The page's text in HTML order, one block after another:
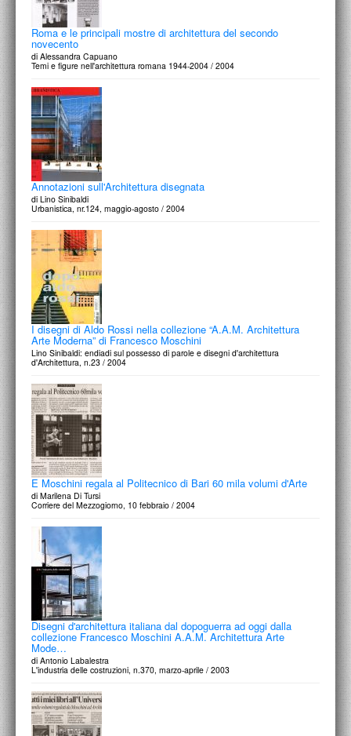
Roma e le principali mostre di architettura del secondo
novecento
di Alessandra Capuano
Temi e figure nell'architettura romana 1944-2004 / 2004
Annotazioni sull'Architettura disegnata
di Lino Sinibaldi
Urbanistica, nr.124, maggio-agosto / 2004
I disegni di Aldo Rossi nella collezione “A.A.M. Architettura
Arte Moderna” di Francesco Moschini
Lino Sinibaldi: endiadi sul possesso di parole e disegni d'architettura
d'Architettura, n.23 / 2004
E Moschini regala al Politecnico di Bari 60 mila volumi d'Arte
di Marilena Di Tursi
Corriere del Mezzogiorno, 10 febbraio / 2004
Disegni d'architettura italiana dal dopoguerra ad oggi dalla
collezione Francesco Moschini A.A.M. Architettura Arte
Mode…
di Antonio Labalestra
L'industria delle costruzioni, n.370, marzo-aprile / 2003